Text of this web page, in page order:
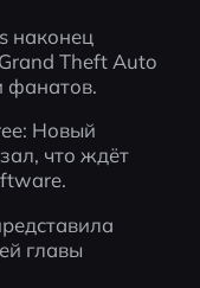
наконец
Theft Auto
фанатов.
Новый
что ждёт
главы